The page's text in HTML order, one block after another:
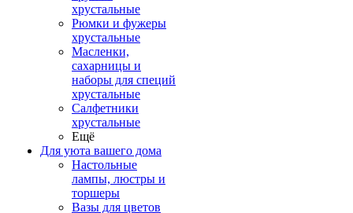
хрустальные
Рюмки и фужеры
хрустальные
Масленки,
сахарницы и
наборы для специй
хрустальные
Салфетники
хрустальные
Ещё
Для уюта вашего дома
Настольные
лампы, люстры и
торшеры
Вазы для цветов